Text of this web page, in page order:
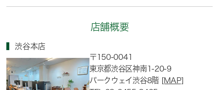
店舗概要
渋谷本店
〒150-0041
東京都渋谷区神南1-20-9
パークウェイ渋谷8階 [MAP]